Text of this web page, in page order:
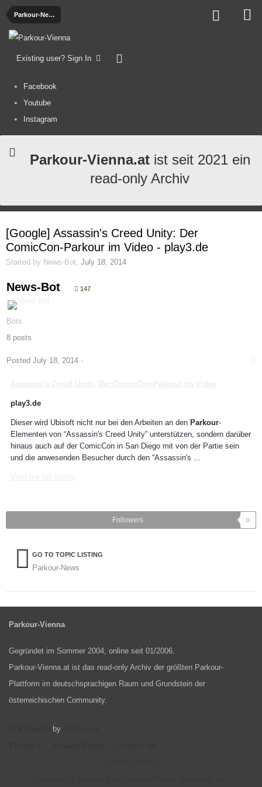
Parkour-News
Existing user? Sign In
Facebook
Youtube
Instagram
Parkour-Vienna.atist seit 2021 ein
read-only Archiv
[Google] Assassin's Creed Unity: Der
ComicCon-Parkour im Video - play3.de
Started by News-Bot July 18, 2014
News-Bot 147
Bots
8 posts
Posted July 18, 2014 ·
play3.de
Dieser wird Ubisoft nicht nur bei den Arbeiten an den Parkour-
Elementen von “Assassin's Creed Unity” unterstützen, sondern darüber
hinaus auch auf der ComicCon in San Diego mit von der Partie sein
und die anwesenden Besucher durch den “Assassin's ...
Followers 0
GO TO TOPIC LISTING
Parkour-News
Parkour-Vienna
Gegründet im Sommer 2004, online seit 01/2006.
Parkour-Vienna.at ist das read-only Archiv der größten Parkour-
Plattform im deutschsprachigen Raum und Grundstein der
österreichischen Community.
by